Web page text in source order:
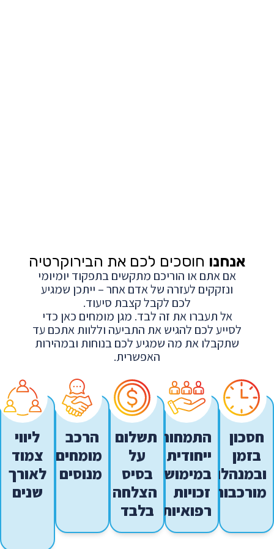
אנחנו חוסכים לכם את הבירוקרטיה
אם אתם או הוריכם מתקשים בתפקוד יומיומי
ונזקקים לעזרה של אדם אחר – ייתכן שמגיע
לכם לקבל קצבת סיעוד.
אל תעברו את זה לבד. מגן מומחים כאן כדי
לסייע לכם להגיש את התביעה וללוות אתכם עד
שתקבלו את מה שמגיע לכם בנוחות ובמהירות
האפשרית.
חסכון
בזמן
ובמנהלות
מורכבות
התמחות
ייחודית
במימוש
זכויות
רפואיות
תשלום
על
בסיס
הצלחה
בלבד
הרכב
מומחים
מנוסים
ליווי
צמוד
לאורך
שנים